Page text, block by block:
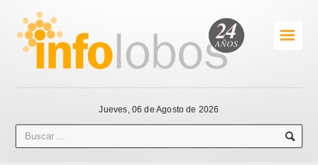
☰
Jueves, 06 de Agosto de 2026